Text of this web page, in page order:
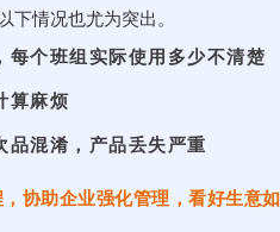
下情况也尤为突出。
每个班组实际使用多少不清楚
算麻烦
品混淆，产品丢失严重
协助企业强化管理，看好生意如